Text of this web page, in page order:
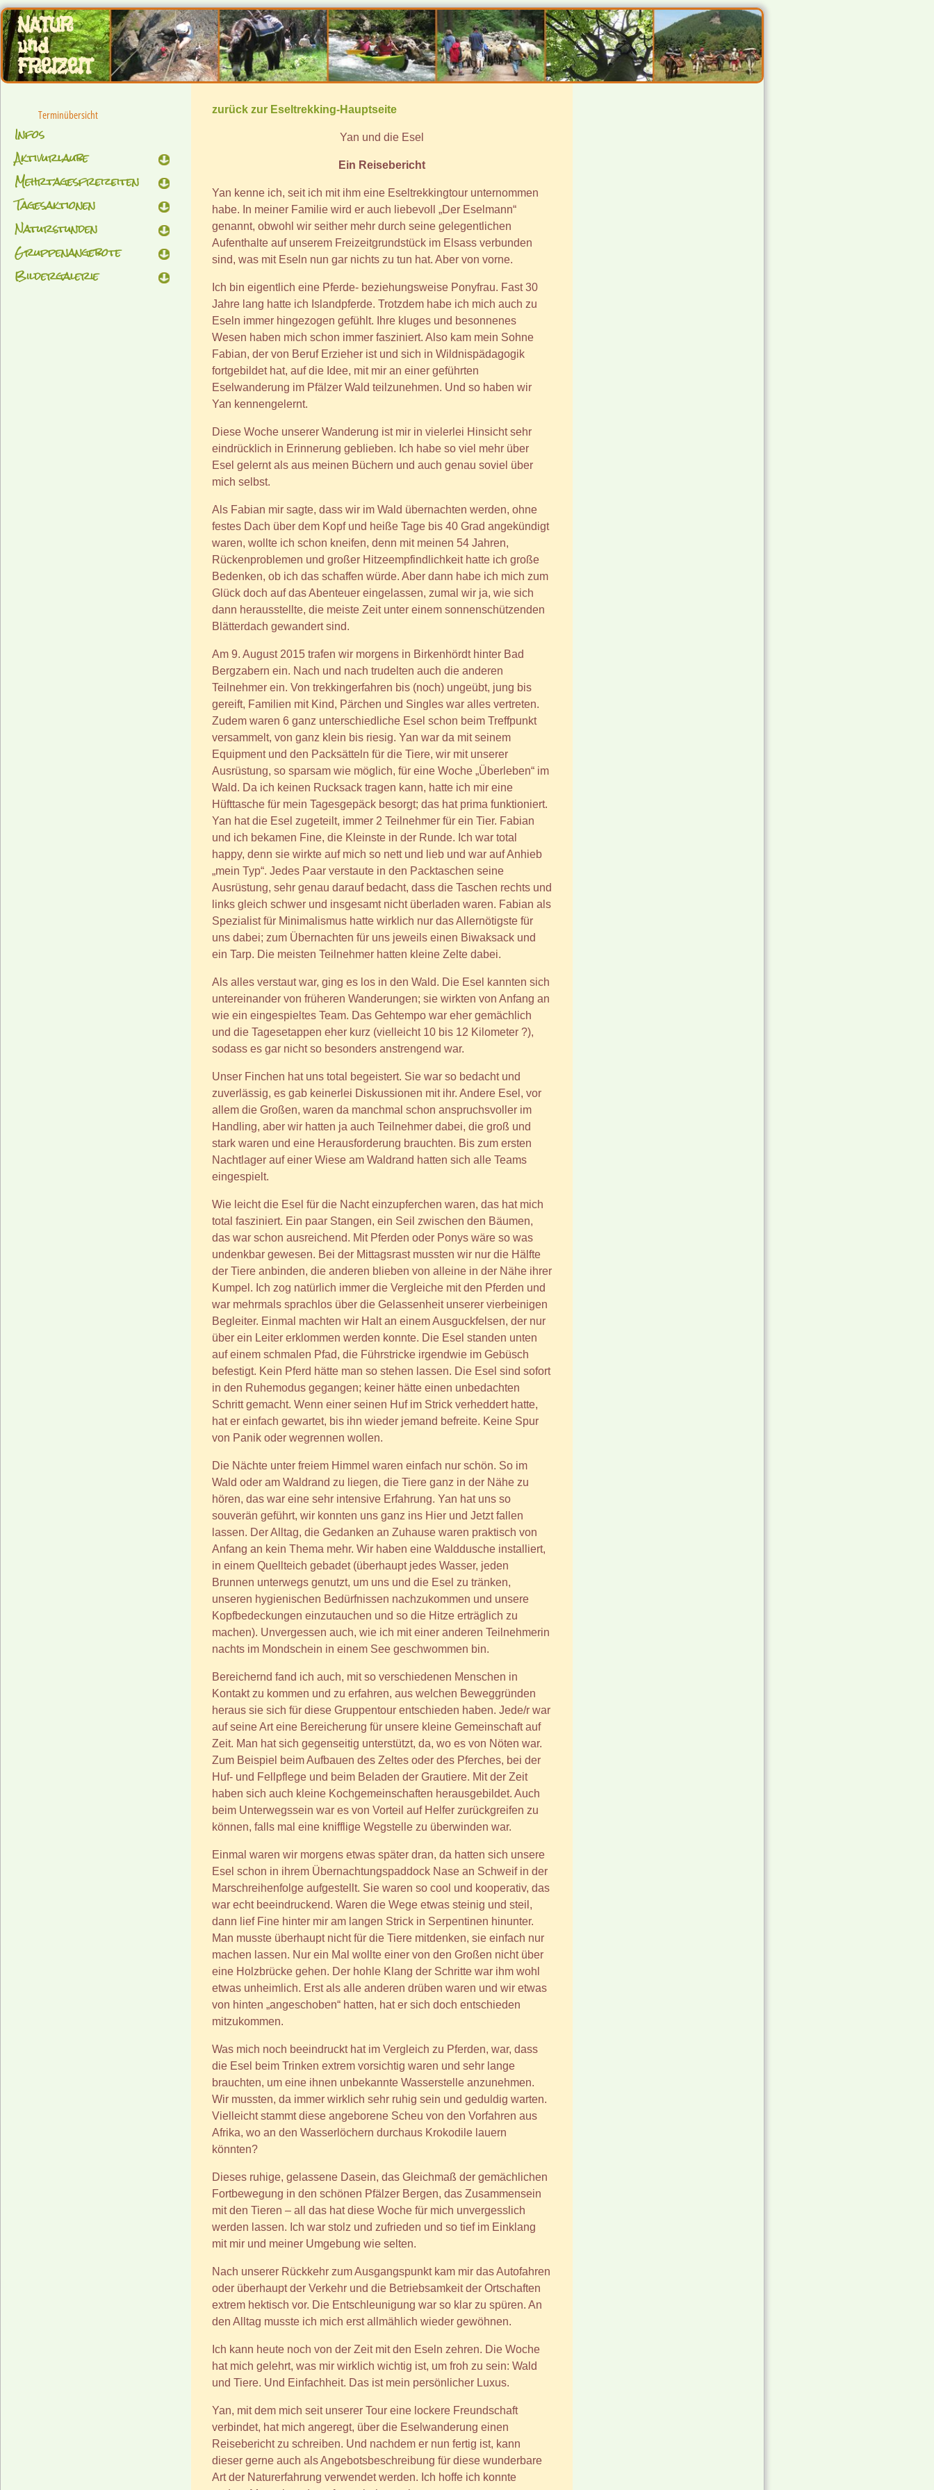
NATUR
und
FREIZEIT
Terminübersicht
Infos
Aktivurlaube
Mehrtagesfreizeiten
Tagesaktionen
Naturstunden
Gruppenangebote
Bildergalerie
zurück zur Eseltrekking-Hauptseite
Yan und die Esel
Ein Reisebericht
Yan kenne ich, seit ich mit ihm eine Eseltrekkingtour unternommen
habe. In meiner Familie wird er auch liebevoll „Der Eselmann“
genannt, obwohl wir seither mehr durch seine gelegentlichen
Aufenthalte auf unserem Freizeitgrundstück im Elsass verbunden
sind, was mit Eseln nun gar nichts zu tun hat. Aber von vorne.
Ich bin eigentlich eine Pferde- beziehungsweise Ponyfrau. Fast 30
Jahre lang hatte ich Islandpferde. Trotzdem habe ich mich auch zu
Eseln immer hingezogen gefühlt. Ihre kluges und besonnenes
Wesen haben mich schon immer fasziniert. Also kam mein Sohne
Fabian, der von Beruf Erzieher ist und sich in Wildnispädagogik
fortgebildet hat, auf die Idee, mit mir an einer geführten
Eselwanderung im Pfälzer Wald teilzunehmen. Und so haben wir
Yan kennengelernt.
Diese Woche unserer Wanderung ist mir in vielerlei Hinsicht sehr
eindrücklich in Erinnerung geblieben. Ich habe so viel mehr über
Esel gelernt als aus meinen Büchern und auch genau soviel über
mich selbst.
Als Fabian mir sagte, dass wir im Wald übernachten werden, ohne
festes Dach über dem Kopf und heiße Tage bis 40 Grad angekündigt
waren, wollte ich schon kneifen, denn mit meinen 54 Jahren,
Rückenproblemen und großer Hitzeempfindlichkeit hatte ich große
Bedenken, ob ich das schaffen würde. Aber dann habe ich mich zum
Glück doch auf das Abenteuer eingelassen, zumal wir ja, wie sich
dann herausstellte, die meiste Zeit unter einem sonnenschützenden
Blätterdach gewandert sind.
Am 9. August 2015 trafen wir morgens in Birkenhördt hinter Bad
Bergzabern ein. Nach und nach trudelten auch die anderen
Teilnehmer ein. Von trekkingerfahren bis (noch) ungeübt, jung bis
gereift, Familien mit Kind, Pärchen und Singles war alles vertreten.
Zudem waren 6 ganz unterschiedliche Esel schon beim Treffpunkt
versammelt, von ganz klein bis riesig. Yan war da mit seinem
Equipment und den Packsätteln für die Tiere, wir mit unserer
Ausrüstung, so sparsam wie möglich, für eine Woche „Überleben“ im
Wald. Da ich keinen Rucksack tragen kann, hatte ich mir eine
Hüfttasche für mein Tagesgepäck besorgt; das hat prima funktioniert.
Yan hat die Esel zugeteilt, immer 2 Teilnehmer für ein Tier. Fabian
und ich bekamen Fine, die Kleinste in der Runde. Ich war total
happy, denn sie wirkte auf mich so nett und lieb und war auf Anhieb
„mein Typ“. Jedes Paar verstaute in den Packtaschen seine
Ausrüstung, sehr genau darauf bedacht, dass die Taschen rechts und
links gleich schwer und insgesamt nicht überladen waren. Fabian als
Spezialist für Minimalismus hatte wirklich nur das Allernötigste für
uns dabei; zum Übernachten für uns jeweils einen Biwaksack und
ein Tarp. Die meisten Teilnehmer hatten kleine Zelte dabei.
Als alles verstaut war, ging es los in den Wald. Die Esel kannten sich
untereinander von früheren Wanderungen; sie wirkten von Anfang an
wie ein eingespieltes Team. Das Gehtempo war eher gemächlich
und die Tagesetappen eher kurz (vielleicht 10 bis 12 Kilometer ?),
sodass es gar nicht so besonders anstrengend war.
Unser Finchen hat uns total begeistert. Sie war so bedacht und
zuverlässig, es gab keinerlei Diskussionen mit ihr. Andere Esel, vor
allem die Großen, waren da manchmal schon anspruchsvoller im
Handling, aber wir hatten ja auch Teilnehmer dabei, die groß und
stark waren und eine Herausforderung brauchten. Bis zum ersten
Nachtlager auf einer Wiese am Waldrand hatten sich alle Teams
eingespielt.
Wie leicht die Esel für die Nacht einzupferchen waren, das hat mich
total fasziniert. Ein paar Stangen, ein Seil zwischen den Bäumen,
das war schon ausreichend. Mit Pferden oder Ponys wäre so was
undenkbar gewesen. Bei der Mittagsrast mussten wir nur die Hälfte
der Tiere anbinden, die anderen blieben von alleine in der Nähe ihrer
Kumpel. Ich zog natürlich immer die Vergleiche mit den Pferden und
war mehrmals sprachlos über die Gelassenheit unserer vierbeinigen
Begleiter. Einmal machten wir Halt an einem Ausguckfelsen, der nur
über ein Leiter erklommen werden konnte. Die Esel standen unten
auf einem schmalen Pfad, die Führstricke irgendwie im Gebüsch
befestigt. Kein Pferd hätte man so stehen lassen. Die Esel sind sofort
in den Ruhemodus gegangen; keiner hätte einen unbedachten
Schritt gemacht. Wenn einer seinen Huf im Strick verheddert hatte,
hat er einfach gewartet, bis ihn wieder jemand befreite. Keine Spur
von Panik oder wegrennen wollen.
Die Nächte unter freiem Himmel waren einfach nur schön. So im
Wald oder am Waldrand zu liegen, die Tiere ganz in der Nähe zu
hören, das war eine sehr intensive Erfahrung. Yan hat uns so
souverän geführt, wir konnten uns ganz ins Hier und Jetzt fallen
lassen. Der Alltag, die Gedanken an Zuhause waren praktisch von
Anfang an kein Thema mehr. Wir haben eine Walddusche installiert,
in einem Quellteich gebadet (überhaupt jedes Wasser, jeden
Brunnen unterwegs genutzt, um uns und die Esel zu tränken,
unseren hygienischen Bedürfnissen nachzukommen und unsere
Kopfbedeckungen einzutauchen und so die Hitze erträglich zu
machen). Unvergessen auch, wie ich mit einer anderen Teilnehmerin
nachts im Mondschein in einem See geschwommen bin.
Bereichernd fand ich auch, mit so verschiedenen Menschen in
Kontakt zu kommen und zu erfahren, aus welchen Beweggründen
heraus sie sich für diese Gruppentour entschieden haben. Jede/r war
auf seine Art eine Bereicherung für unsere kleine Gemeinschaft auf
Zeit. Man hat sich gegenseitig unterstützt, da, wo es von Nöten war.
Zum Beispiel beim Aufbauen des Zeltes oder des Pferches, bei der
Huf- und Fellpflege und beim Beladen der Grautiere. Mit der Zeit
haben sich auch kleine Kochgemeinschaften herausgebildet. Auch
beim Unterwegssein war es von Vorteil auf Helfer zurückgreifen zu
können, falls mal eine knifflige Wegstelle zu überwinden war.
Einmal waren wir morgens etwas später dran, da hatten sich unsere
Esel schon in ihrem Übernachtungspaddock Nase an Schweif in der
Marschreihenfolge aufgestellt. Sie waren so cool und kooperativ, das
war echt beeindruckend. Waren die Wege etwas steinig und steil,
dann lief Fine hinter mir am langen Strick in Serpentinen hinunter.
Man musste überhaupt nicht für die Tiere mitdenken, sie einfach nur
machen lassen. Nur ein Mal wollte einer von den Großen nicht über
eine Holzbrücke gehen. Der hohle Klang der Schritte war ihm wohl
etwas unheimlich. Erst als alle anderen drüben waren und wir etwas
von hinten „angeschoben“ hatten, hat er sich doch entschieden
mitzukommen.
Was mich noch beeindruckt hat im Vergleich zu Pferden, war, dass
die Esel beim Trinken extrem vorsichtig waren und sehr lange
brauchten, um eine ihnen unbekannte Wasserstelle anzunehmen.
Wir mussten, da immer wirklich sehr ruhig sein und geduldig warten.
Vielleicht stammt diese angeborene Scheu von den Vorfahren aus
Afrika, wo an den Wasserlöchern durchaus Krokodile lauern
könnten?
Dieses ruhige, gelassene Dasein, das Gleichmaß der gemächlichen
Fortbewegung in den schönen Pfälzer Bergen, das Zusammensein
mit den Tieren – all das hat diese Woche für mich unvergesslich
werden lassen. Ich war stolz und zufrieden und so tief im Einklang
mit mir und meiner Umgebung wie selten.
Nach unserer Rückkehr zum Ausgangspunkt kam mir das Autofahren
oder überhaupt der Verkehr und die Betriebsamkeit der Ortschaften
extrem hektisch vor. Die Entschleunigung war so klar zu spüren. An
den Alltag musste ich mich erst allmählich wieder gewöhnen.
Ich kann heute noch von der Zeit mit den Eseln zehren. Die Woche
hat mich gelehrt, was mir wirklich wichtig ist, um froh zu sein: Wald
und Tiere. Und Einfachheit. Das ist mein persönlicher Luxus.
Yan, mit dem mich seit unserer Tour eine lockere Freundschaft
verbindet, hat mich angeregt, über die Eselwanderung einen
Reisebericht zu schreiben. Und nachdem er nun fertig ist, kann
dieser gerne auch als Angebotsbeschreibung für diese wunderbare
Art der Naturerfahrung verwendet werden. Ich hoffe ich konnte